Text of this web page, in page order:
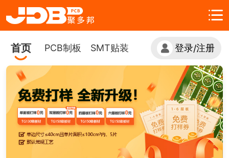
首页 PCB制板 SMT贴装 登录/注册